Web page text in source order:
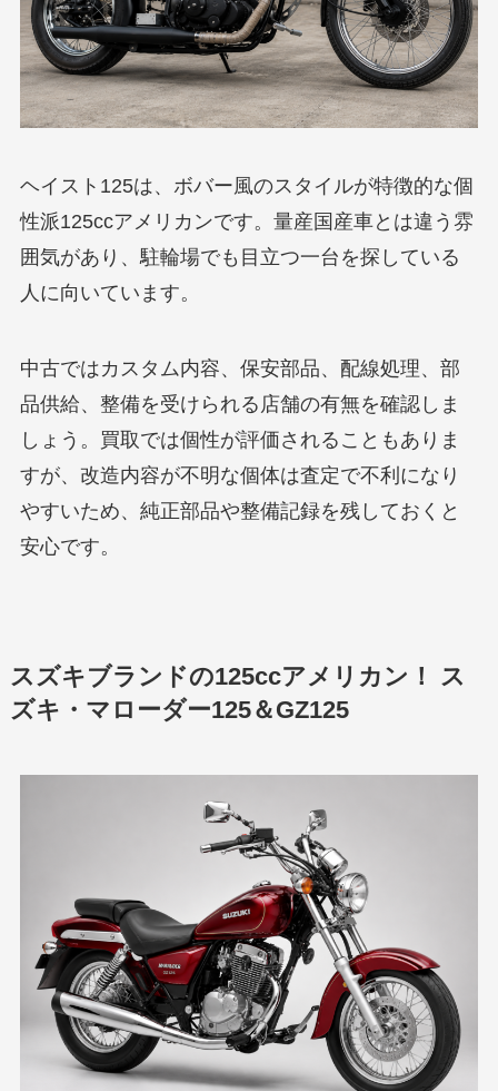
ヘイスト125は、ボバー風のスタイルが特徴的な個
性派125ccアメリカンです。量産国産車とは違う雰
囲気があり、駐輪場でも目立つ一台を探している
人に向いています。
中古ではカスタム内容、保安部品、配線処理、部
品供給、整備を受けられる店舗の有無を確認しま
しょう。買取では個性が評価されることもありま
すが、改造内容が不明な個体は査定で不利になり
やすいため、純正部品や整備記録を残しておくと
安心です。
スズキブランドの125ccアメリカン！ ス
ズキ・マローダー125＆GZ125